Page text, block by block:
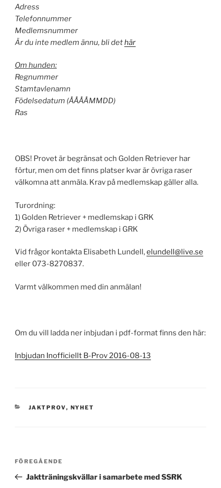
Adress
Telefonnummer
Medlemsnummer
Är du inte medlem ännu, bli dethär
Om hunden:
Regnummer
Stamtavlenamn
Födelsedatum (ÅÅÅÅMMDD)
Ras
OBS! Provet är begränsat och Golden Retriever har
förtur, men om det finns platser kvar är övriga raser
välkomna att anmäla. Krav på medlemskap gäller alla.
Turordning:
1) Golden Retriever + medlemskap i GRK
2) Övriga raser + medlemskap i GRK
Vid frågor kontakta Elisabeth Lundell,elundell@live.se
eller 073-8270837.
Varmt välkommen med din anmälan!
Om du vill ladda ner inbjudan i pdf-format finns den här:
Inbjudan Inofficiellt B-Prov 2016-08-13
KATEGORIER
JAKTPROV, NYHET
Inläggsnavigering
Föregående
inlägg
FÖREGÅENDE
Jaktträningskvällar i samarbete med SSRK